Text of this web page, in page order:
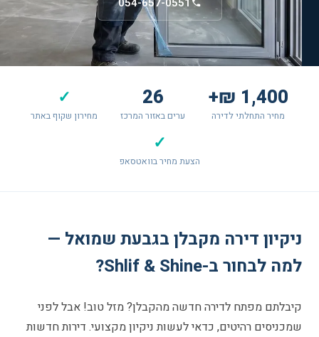
1,400 ₪+
מחיר התחלתי לדירה
26
ערים באזור המרכז
✓
מחירון שקוף באתר
✓
הצעת מחיר בוואטסאפ
ניקיון דירה מקבלן בגבעת שמואל —
למה לבחור ב-Shlif & Shine?
קיבלתם מפתח לדירה חדשה מהקבלן? מזל טוב! אבל לפני
שמכניסים רהיטים, כדאי לעשות ניקיון מקצועי. דירות חדשות